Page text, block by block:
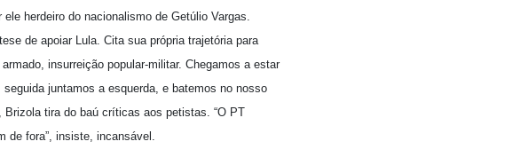
herdeiro do nacionalismo de Getúlio Vargas.
de apoiar Lula. Cita sua própria trajetória para
insurreição popular-militar. Chegamos a estar
juntamos a esquerda, e batemos no nosso
tira do baú críticas aos petistas. “O PT
de fora”, insiste, incansável.